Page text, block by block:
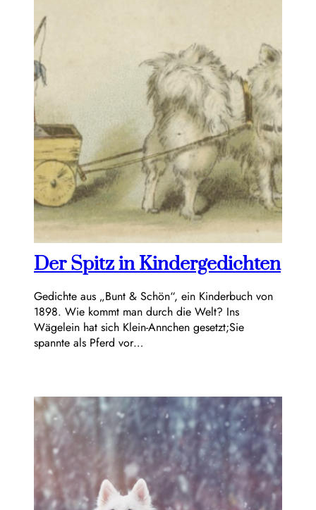
Der Spitz in Kindergedichten
Gedichte aus „Bunt & Schön“, ein Kinderbuch von
1898. Wie kommt man durch die Welt? Ins
Wägelein hat sich Klein-Annchen gesetzt;Sie
spannte als Pferd vor…